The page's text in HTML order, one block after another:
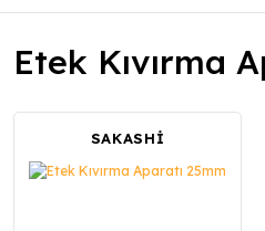
Etek Kıvırma
SAKASHİ